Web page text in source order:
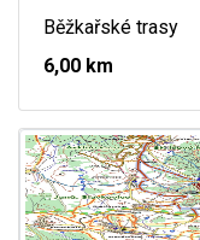
Běžkařské trasy
6,00 km